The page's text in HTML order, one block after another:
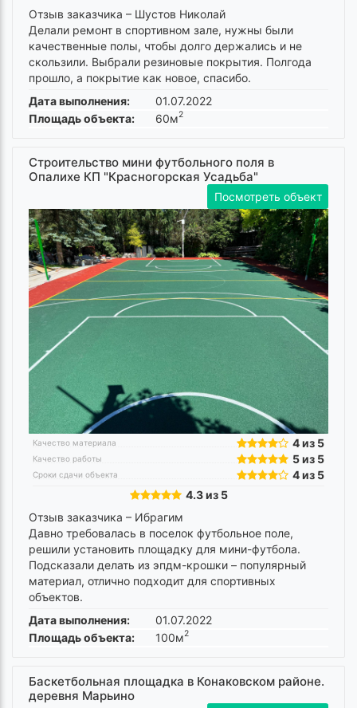
Отзыв заказчика – Шустов Николай
Делали ремонт в спортивном зале, нужны были
качественные полы, чтобы долго держались и не
скользили. Выбрали резиновые покрытия. Полгода
прошло, а покрытие как новое, спасибо.
Дата выполнения:
01.07.2022
Площадь объекта:
60м2
Строительство мини футбольного поля в
Опалихе КП "Красногорская Усадьба"
Посмотреть объект
Качество материала 4 из 5
Качество работы 5 из 5
Сроки сдачи объекта
4 из 5
4.3 из 5
Отзыв заказчика – Ибрагим
Давно требовалась в поселок футбольное поле,
решили установить площадку для мини-футбола.
Подсказали делать из эпдм-крошки – популярный
материал, отлично подходит для спортивных
объектов.
Дата выполнения:
01.07.2022
Площадь объекта:
100м2
Баскетбольная площадка в Конаковском районе.
деревня Марьино